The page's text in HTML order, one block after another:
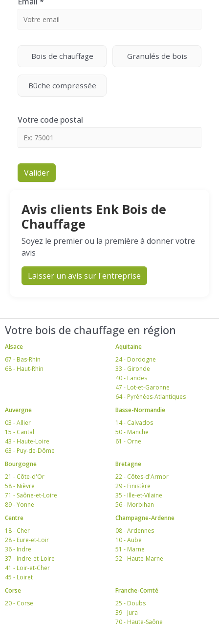
Bois de chauffage Granulés de bois
Bûche compressée
Votre code postal
Valider
Avis clients Enk Bois de
Chauffage
Soyez le premier ou la première à donner votre
avis
Laisser un avis sur l'entreprise
Votre bois de chauffage en région
Alsace
67 - Bas-Rhin
68 - Haut-Rhin
Aquitaine
24 - Dordogne
33 - Gironde
40 - Landes
47 - Lot-et-Garonne
64 - Pyrénées-Atlantiques
Auvergne
03 - Allier
15 - Cantal
43 - Haute-Loire
63 - Puy-de-Dôme
Basse-Normandie
14 - Calvados
50 - Manche
61 - Orne
Bourgogne
21 - Côte-d'Or
58 - Nièvre
71 - Saône-et-Loire
89 - Yonne
Bretagne
22 - Côtes-d'Armor
29 - Finistère
35 - Ille-et-Vilaine
56 - Morbihan
Centre
18 - Cher
28 - Eure-et-Loir
36 - Indre
37 - Indre-et-Loire
41 - Loir-et-Cher
45 - Loiret
Champagne-Ardenne
08 - Ardennes
10 - Aube
51 - Marne
52 - Haute-Marne
Corse
20 - Corse
Franche-Comté
25 - Doubs
39 - Jura
70 - Haute-Saône